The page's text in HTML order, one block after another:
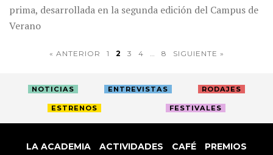
prima, desarrollada en la segunda edición del Campus de
Verano
« ANTERIOR 1 2 3 4 8 SIGUIENTE »
NOTICIAS ENTREVISTAS RODAJES
ESTRENOS FESTIVALES
LA ACADEMIA ACTIVIDADES CAFÉ
PREMIOS